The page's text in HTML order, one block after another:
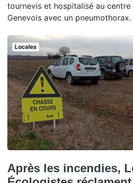
tournevis et hospitalisé au
Genevois avec un pneumothorax.
Locales
Après les incendies,